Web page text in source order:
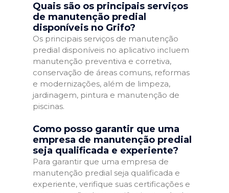
Quais são os principais serviços
de manutenção predial
disponíveis no Grifo?
Os principais serviços de manutenção
predial disponíveis no aplicativo incluem
manutenção preventiva e corretiva,
conservação de áreas comuns, reformas
e modernizações, além de limpeza,
jardinagem, pintura e manutenção de
piscinas.
Como posso garantir que uma
empresa de manutenção predial
seja qualificada e experiente?
Para garantir que uma empresa de
manutenção predial seja qualificada e
experiente, verifique suas certificações e